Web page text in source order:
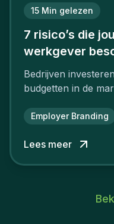
15 Min gelezen
7 risico’s die
werkgever
Bedrijven
budgetten in de
Employer Branding
Lees meer